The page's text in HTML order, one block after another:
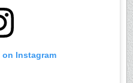
Instagram